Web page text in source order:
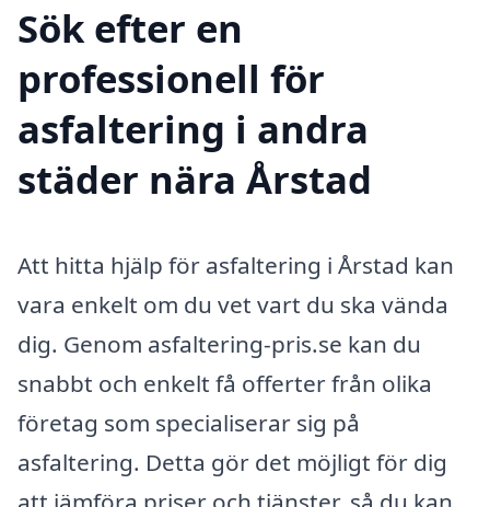
Sök efter en
professionell för
asfaltering i andra
städer nära Årstad
Att hitta hjälp för asfaltering i Årstad kan
vara enkelt om du vet vart du ska vända
dig. Genom asfaltering-pris.se kan du
snabbt och enkelt få offerter från olika
företag som specialiserar sig på
asfaltering. Detta gör det möjligt för dig